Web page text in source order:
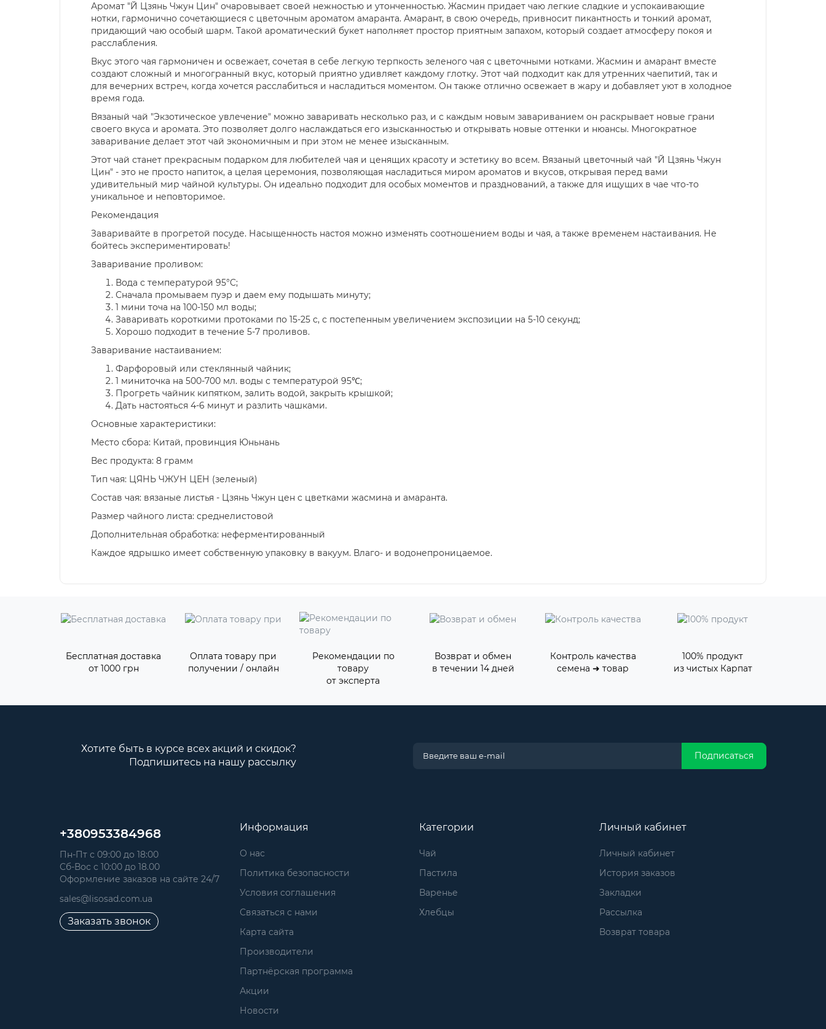
Аромат "Й Цзянь Чжун Цин" очаровывает своей нежностью и утонченностью. Жасмин придает чаю легкие сладкие и успокаивающие
нотки, гармонично сочетающиеся с цветочным ароматом амаранта. Амарант, в свою очередь, привносит пикантность и тонкий аромат,
придающий чаю особый шарм. Такой ароматический букет наполняет простор приятным запахом, который создает атмосферу покоя и
расслабления.
Вкус этого чая гармоничен и освежает, сочетая в себе легкую терпкость зеленого чая с цветочными нотками. Жасмин и амарант вместе
создают сложный и многогранный вкус, который приятно удивляет каждому глотку. Этот чай подходит как для утренних чаепитий, так и
для вечерних встреч, когда хочется расслабиться и насладиться моментом. Он также отлично освежает в жару и добавляет уют в холодное
время года.
Вязаный чай "Экзотическое увлечение" можно заваривать несколько раз, и с каждым новым завариванием он раскрывает новые грани
своего вкуса и аромата. Это позволяет долго наслаждаться его изысканностью и открывать новые оттенки и нюансы. Многократное
заваривание делает этот чай экономичным и при этом не менее изысканным.
Этот чай станет прекрасным подарком для любителей чая и ценящих красоту и эстетику во всем. Вязаный цветочный чай "Й Цзянь Чжун
Цин" - это не просто напиток, а целая церемония, позволяющая насладиться миром ароматов и вкусов, открывая перед вами
удивительный мир чайной культуры. Он идеально подходит для особых моментов и празднований, а также для ищущих в чае что-то
уникальное и неповторимое.
Рекомендация
Заваривайте в прогретой посуде. Насыщенность настоя можно изменять соотношением воды и чая, а также временем настаивания. Не
бойтесь экспериментировать!
Заваривание проливом:
Вода с температурой 95°C;
Сначала промываем пуэр и даем ему подышать минуту;
1 мини точа на 100-150 мл воды;
Заваривать короткими протоками по 15-25 с, с постепенным увеличением экспозиции на 5-10 секунд;
Хорошо подходит в течение 5-7 проливов.
Заваривание настаиванием:
Фарфоровый или стеклянный чайник;
1 миниточка на 500-700 мл. воды с температурой 95℃;
Прогреть чайник кипятком, залить водой, закрыть крышкой;
Дать настояться 4-6 минут и разлить чашками.
Основные характеристики:
Место сбора: Китай, провинция Юньнань
Вес продукта: 8 грамм
Тип чая: ЦЯНЬ ЧЖУН ЦЕН (зеленый)
Состав чая: вязаные листья - Цзянь Чжун цен с цветками жасмина и амаранта.
Размер чайного листа: среднелистовой
Дополнительная обработка: неферментированный
Каждое ядрышко имеет собственную упаковку в вакуум. Влаго- и водонепроницаемое.
Бесплатная доставка
от 1000 грн
Оплата товару при
получении / онлайн
Рекомендации по
товару
от эксперта
Возврат и обмен
в течении 14 дней
Контроль качества
семена ➜ товар
100% продукт
из чистых Карпат
Хотите быть в курсе всех акций и скидок?
Подпишитесь на нашу рассылку
Подписаться
+380953384968
Пн-Пт с 09:00 до 18:00
Сб-Вос с 10:00 до 18.00
Оформление заказов на сайте 24/7
sales@lisosad.com.ua
Заказать звонок
Информация
О нас
Политика безопасности
Условия соглашения
Связаться с нами
Карта сайта
Производители
Партнёрская программа
Акции
Новости
Категории
Чай
Пастила
Варенье
Хлебцы
Личный кабинет
Личный кабинет
История заказов
Закладки
Рассылка
Возврат товара